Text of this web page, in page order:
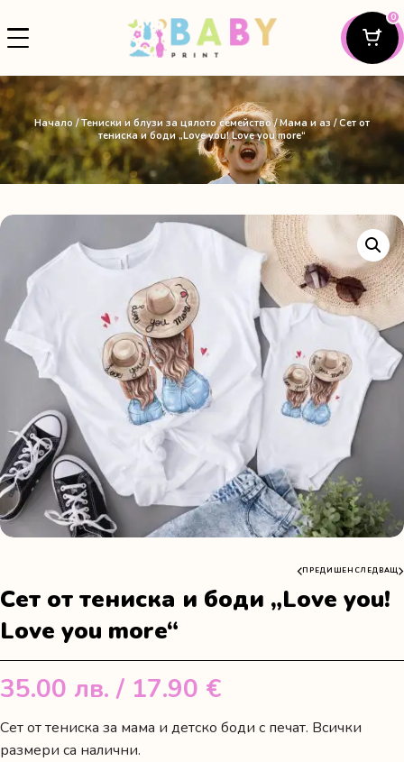
0
Начало /Тениски и блузи за цялото семейство/Мама и аз/ Сет от
тениска и боди „Love you! Love you more“
ПРЕДИШЕН СЛЕДВАЩ
Сет от тениска и боди „Love you!
Love you more“
35.00 лв. / 17.90 €
Сет от тениска за мама и детско боди с печат. Всички
размери са налични.